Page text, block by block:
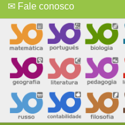
✉ Fale conosco